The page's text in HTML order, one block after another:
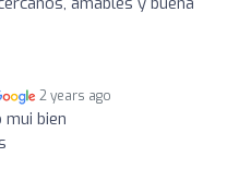
2 years ago
mui bien